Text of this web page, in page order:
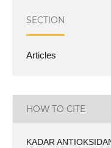
SECTION
Articles
HOW TO CITE
KADAR